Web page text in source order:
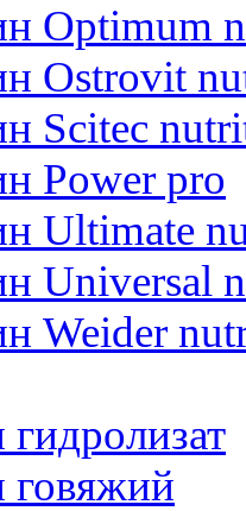
Optimum
Ostrovit
Scitec
Power pro
Ultimate
Universal
Weider
говяжий